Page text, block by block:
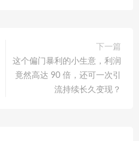
下一篇
这个偏门暴利的小生意，利润
竟然高达 90 倍，还可一次引
流持续长久变现？